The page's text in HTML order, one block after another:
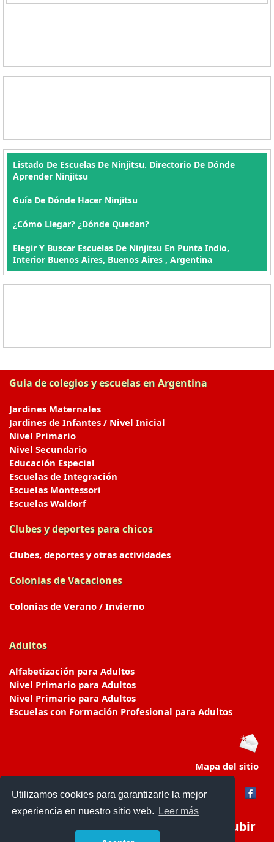
Utilizamos cookies para garantizarle la mejor
experiencia en nuestro sitio web.
Leer más
Listado De Escuelas De Ninjitsu. Directorio De Dónde
Aprender Ninjitsu
Guía De Dónde Hacer Ninjitsu
¿Cómo Llegar? ¿Dónde Quedan?
Elegir Y Buscar Escuelas De Ninjitsu En Punta Indio,
Interior Buenos Aires, Buenos Aires , Argentina
Guia de colegios y escuelas en Argentina
Jardines Maternales
Jardines de Infantes / Nivel Inicial
Nivel Primario
Nivel Secundario
Educación Especial
Escuelas de Integración
Escuelas Montessori
Escuelas Waldorf
Clubes y deportes para chicos
Clubes, deportes y otras actividades
Colonias de Vacaciones
Colonias de Verano / Invierno
Adultos
Alfabetización para Adultos
Nivel Primario para Adultos
Nivel Primario para Adultos
Escuelas con Formación Profesional para Adultos
Mapa del sitio
Subir